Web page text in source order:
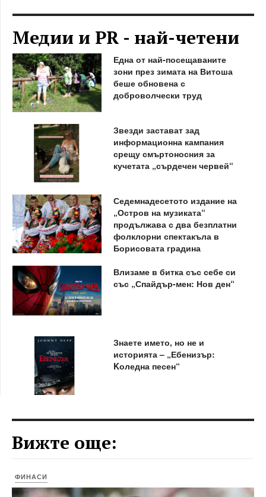
Медии и PR - най-четени
Една от най-посещаваните
зони през зимата на Витоша
беше обновена с
доброволчески труд
Звезди застават зад
информационна кампания
срещу смъртоносния за
кучетата „сърдечен червей“
Седемнадесетото издание на
„Остров на музиката“
продължава с два безплатни
фолклорни спектакъла в
Борисовата градина
Влизаме в битка със себе си
със „Спайдър-мен: Нов ден“
Знаете името, но не и
историята – „Ебенизър:
Kоледна песен“
Вижте още:
ФИНАСИ